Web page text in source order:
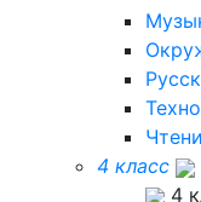
4 класс
4